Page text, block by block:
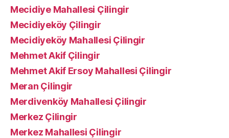
Mecidiye Mahallesi Çilingir
Mecidiyeköy Çilingir
Mecidiyeköy Mahallesi Çilingir
Mehmet Akif Çilingir
Mehmet Akif Ersoy Mahallesi Çilingir
Meran Çilingir
Merdivenköy Mahallesi Çilingir
Merkez Çilingir
Merkez Mahallesi Çilingir